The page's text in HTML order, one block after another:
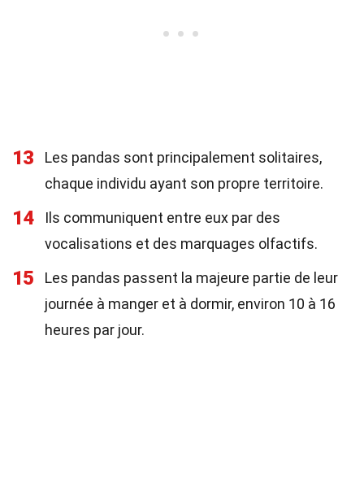
13
Les pandas sont principalement solitaires,
chaque individu ayant son propre territoire.
14
Ils communiquent entre eux par des
vocalisations et des marquages olfactifs.
15
Les pandas passent la majeure partie de leur
journée à manger et à dormir, environ 10 à 16
heures par jour.